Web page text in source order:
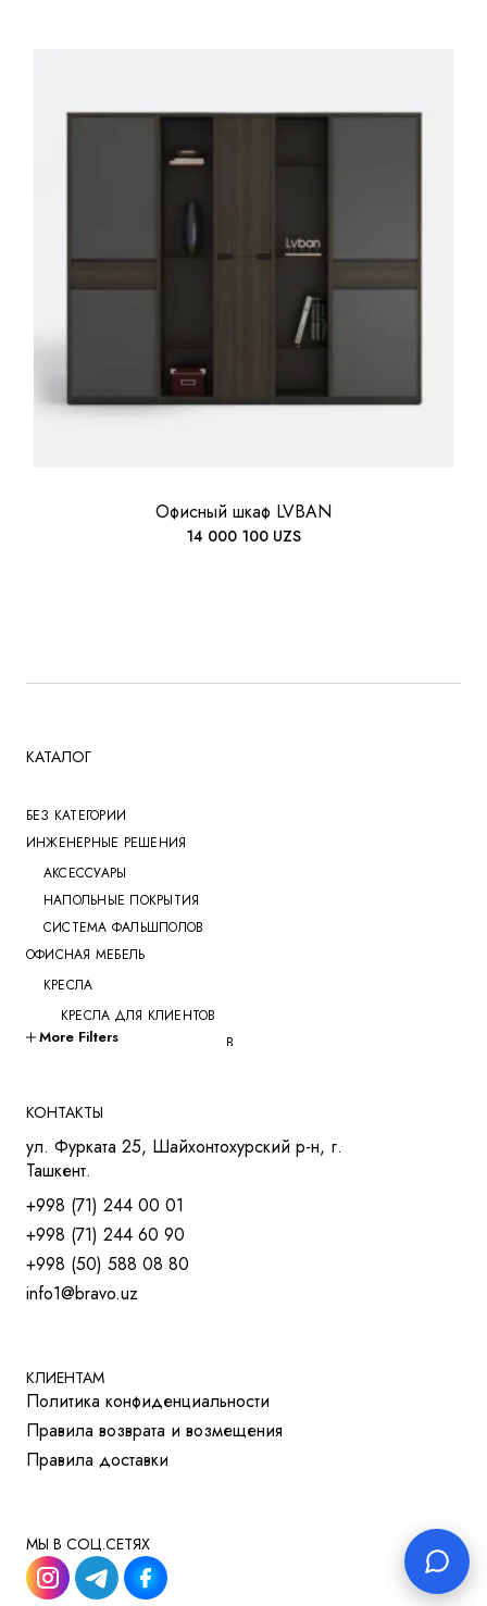
Офисный шкаф LVBAN
14 000 100 UZS
КАТАЛОГ
БЕЗ КАТЕГОРИИ
ИНЖЕНЕРНЫЕ РЕШЕНИЯ
АКСЕССУАРЫ
НАПОЛЬНЫЕ ПОКРЫТИЯ
СИСТЕМА ФАЛЬШПОЛОВ
ОФИСНАЯ МЕБЕЛЬ
КРЕСЛА
КРЕСЛА ДЛЯ КЛИЕНТОВ
КРЕСЛА ДЛЯ ПЕРЕГОВОРОВ
КРЕСЛА ДЛЯ ТРЕНИНГОВ
МЯГКАЯ МЕБЕЛЬ
СТОЛЫ
СТОЛ ДЛЯ РУКОВОДИТЕЛЯ
СТОЛЫ OPEN-SPACE
СТОЛЫ ДЛЯ МЕНЕДЖЕРОВ
СТОЛЫ ДЛЯ ПЕРЕГОВОРОВ
ШКАФЫ И ТУМБЫ
РЕШЕНИЯ ДЛЯ БИЗНЕСА
ДЛЯ ОТЕЛЕЙ
ДЛЯ УЧЕБНЫХ УЧРЕЖДЕНИЙ
More Filters
КОНТАКТЫ
ул. Фурката 25, Шайхонтохурский р-н, г.
Ташкент.
+998 (71) 244 00 01
+998 (71) 244 60 90
+998 (50) 588 08 80
info1@bravo.uz
КЛИЕНТАМ
Политика конфиденциальности
Правила возврата и возмещения
Правила доставки
МЫ В СОЦ.СЕТЯХ